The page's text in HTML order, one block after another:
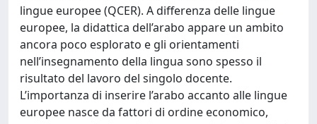
lingue europee (QCER). A differenza delle lingue
europee, la didattica dell’arabo appare un ambito
ancora poco esplorato e gli orientamenti
nell’insegnamento della lingua sono spesso il
risultato del lavoro del singolo docente.
L’importanza di inserire l’arabo accanto alle lingue
europee nasce da fattori di ordine economico,